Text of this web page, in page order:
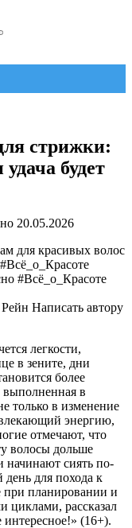
стрижки:
будет
20.05.2026
для красивых волос
#Всё_о_Красоте
Написать автору
легкости,
в зените, дни
более
выполненная в
только в изменение
энергию,
отмечают, что
волосы дольше
начинают сиять по-
для похода к
при планировании и
циклами, рассказал
интересное!» (16+).